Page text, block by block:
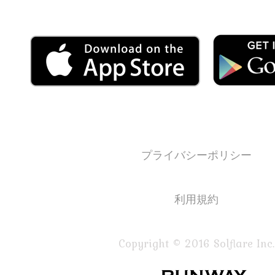
プライバシーポリシー
利用規約
Copyright © 2016 Solflare Inc.